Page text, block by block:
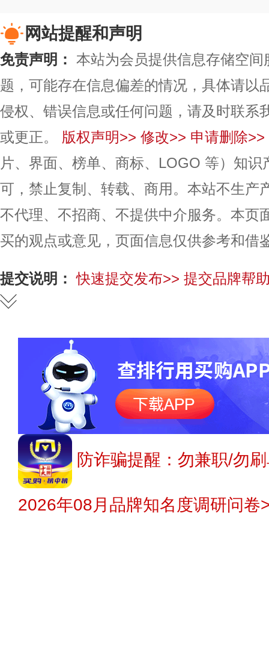
网站提醒和声明
免责声明： 本站为会员提供信息存储空
题，可能存在信息偏差的情况，具体请以
侵权、错误信息或任何问题，请及时联系
或更正。
版权声明>> 修改>> 申请删除>>
片、界面、榜单、商标、LOGO 等）知
可，禁止复制、转载、商用。本站不生产
不代理、不招商、不提供中介服务。本页
买的观点或意见，页面信息仅供参考和借
提交说明： 快速提交发布>> 提交品牌帮
防诈骗提醒：勿兼职/勿
2026年08月品牌知名度调研问卷